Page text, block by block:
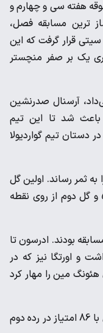
هفته سی و چهارم و
ترین مسابقه فصل،
منچستر سیتی قرار گرفت که این
یک بر صفر منچستر
آرسنال صدرنشین
باعث شد تا این تیم
دستان تیم گواردیولا
هر 2 گل سیتی را به ثمر رساند. اولین گل
با پاس گل دیدنی دی بروینه در دقیقه 51 و گل دوم از روی نقطه
بودند. ادرسون تا
داشت و اورتگا نیز که در
هئونگ مین را مهار کرد
سیتی با این برد 88 امتیازی شد و آرسنال با 86 امتیاز در رده دوم